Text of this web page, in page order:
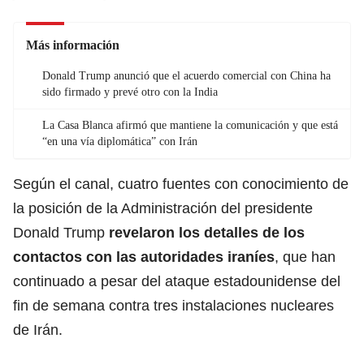
Más información
Donald Trump anunció que el acuerdo comercial con China ha
sido firmado y prevé otro con la India
La Casa Blanca afirmó que mantiene la comunicación y que está
“en una vía diplomática” con Irán
Según el canal, cuatro fuentes con conocimiento de
la posición de la Administración del presidente
Donald Trump revelaron los detalles de los
contactos con las autoridades iraníes, que han
continuado a pesar del ataque estadounidense del
fin de semana contra tres instalaciones nucleares
de Irán.